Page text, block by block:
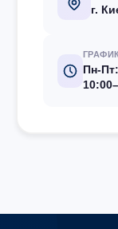
г.
ГРАФИК
Пн-